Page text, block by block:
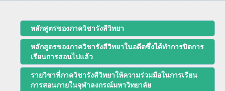
ภาควิชา/ฝ่ายรังสีวิทยา
ปรัชญา วิสัยทัศน์ พันธกิจ
คณะกรรมการ
บุคลากร
หลักสูตรของภาควิชารังสีวิทยา
หลักสูตรของภาควิชารังสีวิทยาในอดีตซึ่งได้ทำการปิดการ
เรียนการสอนไปแล้ว
รายวิชาที่ภาควิชารังสีวิทยาให้ความร่วมมือในการเรียน
การสอนภายในจุฬาลงกรณ์มหาวิทยาลัย